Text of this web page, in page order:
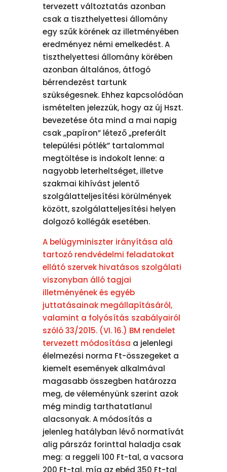
tervezett változtatás azonban
csak a tiszthelyettesi állomány
egy szűk körének az illetményében
eredményez némi emelkedést. A
tiszthelyettesi állomány körében
azonban általános, átfogó
bérrendezést tartunk
szükségesnek. Ehhez kapcsolódóan
ismételten jelezzük, hogy az új Hszt.
bevezetése óta mind a mai napig
csak „papíron” létező „preferált
települési pótlék” tartalommal
megtöltése is indokolt lenne: a
nagyobb leterheltséget, illetve
szakmai kihívást jelentő
szolgálatteljesítési körülmények
között, szolgálatteljesítési helyen
dolgozó kollégák esetében.
A belügyminiszter irányítása alá
tartozó rendvédelmi feladatokat
ellátó szervek hivatásos szolgálati
viszonyban álló tagjai
illetményének és egyéb
juttatásainak megállapításáról,
valamint a folyósítás szabályairól
szóló 33/2015. (VI. 16.) BM rendelet
tervezett módosítása a jelenlegi
élelmezési norma Ft-összegeket a
kiemelt események alkalmával
magasabb összegben határozza
meg, de véleményünk szerint azok
még mindig tarthatatlanul
alacsonyak. A módosítás a
jelenleg hatályban lévő normatívát
alig párszáz forinttal haladja csak
meg: a reggeli 100 Ft-tal, a vacsora
200 Ft-tal, míg az ebéd 350 Ft-tal